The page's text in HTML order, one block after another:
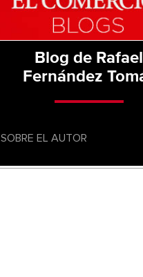
Blog de Rafael
Fernández
SOBRE EL AUTOR